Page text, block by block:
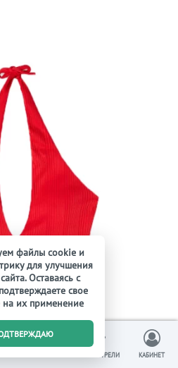
0
ВЫ СМОТРЕЛИ КАБИНЕТ
файлы cookie и
для улучшения
Оставаясь с
свое
на их применение